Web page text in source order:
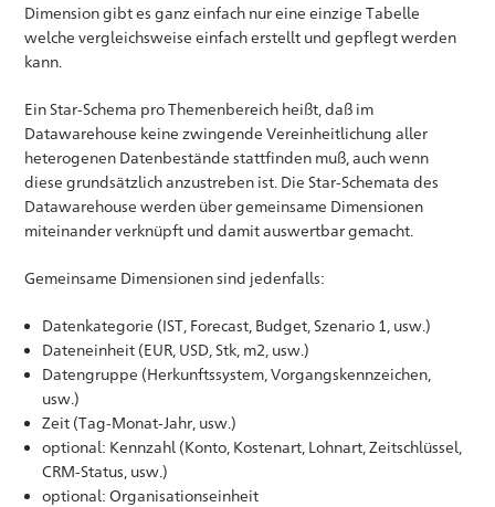
Dimension gibt es ganz einfach nur eine einzige Tabelle
welche vergleichsweise einfach erstellt und gepflegt werden
kann.
Ein Star-Schema pro Themenbereich heißt, daß im
Datawarehouse keine zwingende Vereinheitlichung aller
heterogenen Datenbestände stattfinden muß, auch wenn
diese grundsätzlich anzustreben ist. Die Star-Schemata des
Datawarehouse werden über gemeinsame Dimensionen
miteinander verknüpft und damit auswertbar gemacht.
Gemeinsame Dimensionen sind jedenfalls:
Datenkategorie (IST, Forecast, Budget, Szenario 1, usw.)
Dateneinheit (EUR, USD, Stk, m2, usw.)
Datengruppe (Herkunftssystem, Vorgangskennzeichen,
usw.)
Zeit (Tag-Monat-Jahr, usw.)
optional: Kennzahl (Konto, Kostenart, Lohnart, Zeitschlüssel,
CRM-Status, usw.)
optional: Organisationseinheit